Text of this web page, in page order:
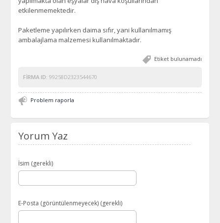
etkilenmemektedir.
Paketleme yapılırken daima sıfır, yani kullanılmamış
ambalajlama malzemesi kullanılmaktadır.
Etiket bulunamadı
FIRMA ID: 99258D2323544670
Problem raporla
Yorum Yaz
İsim (gerekli)
E-Posta (görüntülenmeyecek) (gerekli)